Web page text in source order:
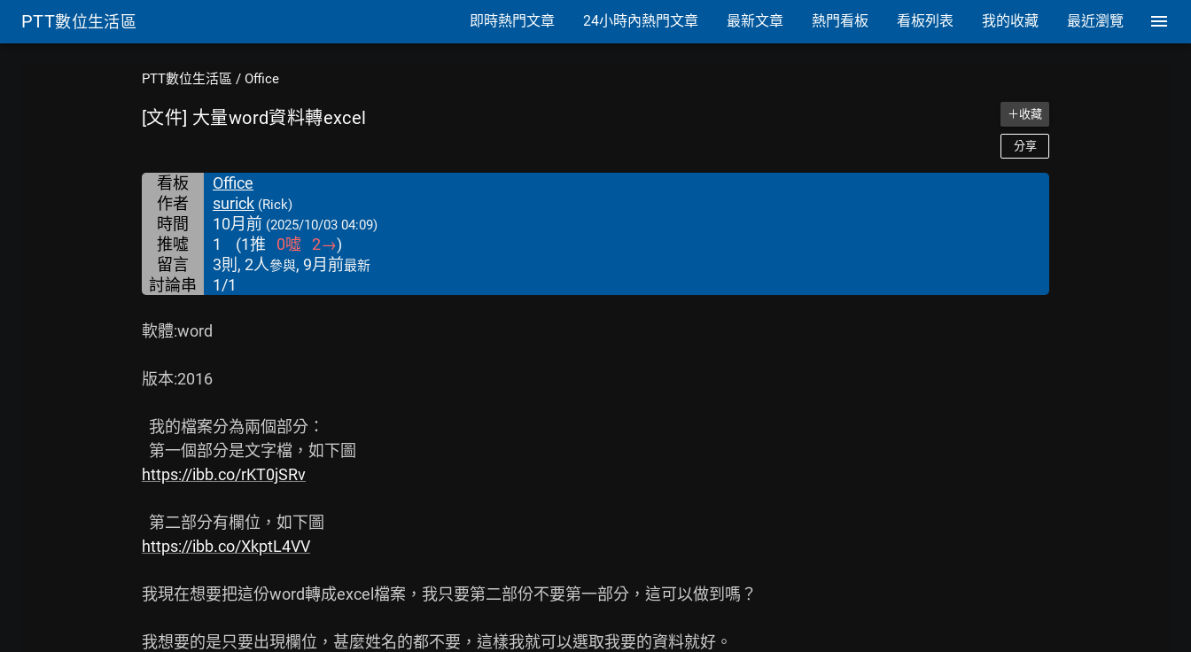
PTT數位生活區 即時熱門文章 24小時內熱門文章 最新文章 熱門看板 看板列表 我的收藏 最近瀏覽
PTT數位生活區 / Office
[文件] 大量word資料轉excel ＋收藏
分享
看板
Office
作者
surick (Rick)
時間 10月前 (2025/10/03 04:09)
推噓 1 (1推 0噓 2→)
留言
3則, 2人參與, 9月前最新
討論串 1/1
軟體:word
版本:2016
https://ibb.co/rKT0jSRv
https://ibb.co/XkptL4VV
我現在想要把這份word轉成excel檔案，我只要第二部份不要第一部分，這可以做到嗎？
我想要的是只要出現欄位，甚麼姓名的都不要，這樣我就可以選取我要的資料就好。